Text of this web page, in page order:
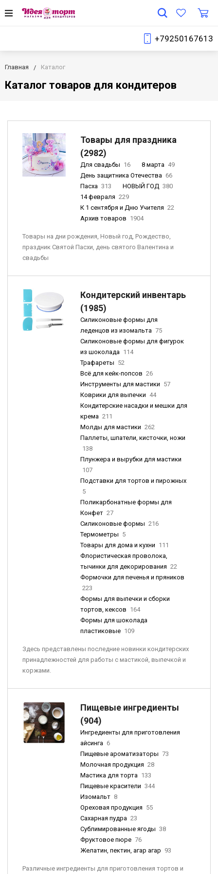
+79250167613
Главная Каталог
Каталог товаров для кондитеров
Товары для праздника
(2982)
Для свадьбы 16 8 марта 49
День защитника Отечества 66
Пасха 313 НОВЫЙ ГОД 380
14 февраля 229
К 1 сентября и Дню Учителя 22
Архив товаров 1904
Товары на дни рождения, Новый год, Рождество,
праздник Святой Пасхи, день святого Валентина и
свадьбы
Кондитерский инвентарь
(1985)
Силиконовые формы для
леденцов из изомальта 75
Силиконовые формы для фигурок
из шоколада 114
Трафареты 52
Всё для кейк-попсов 26
Инструменты для мастики 57
Коврики для выпечки 44
Кондитерские насадки и мешки для
крема 211
Молды для мастики 262
Паллеты, шпатели, кисточки, ножи
138
Плунжера и вырубки для мастики
107
Подставки для тортов и пирожных
5
Поликарбонатные формы для
Конфет 27
Силиконовые формы 216
Термометры 5
Товары для дома и кухни 111
Флористическая проволока,
тычинки для декорирования 22
Формочки для печенья и пряников
223
Формы для выпечки и сборки
тортов, кексов 164
Формы для шоколада
пластиковые 109
Здесь представлены последние новинки кондитерских
принадлежностей для работы с мастикой, выпечкой и
коржами.
Пищевые ингредиенты
(904)
Ингредиенты для приготовления
айсинга 6
Пищевые ароматизаторы 73
Молочная продукция 28
Мастика для торта 133
Пищевые красители 344
Изомальт 8
Ореховая продукция 55
Сахарная пудра 23
Сублимированные ягоды 38
Фруктовое пюре 76
Желатин, пектин, агар агар 93
Различные ингредиенты для приготовления тортов и